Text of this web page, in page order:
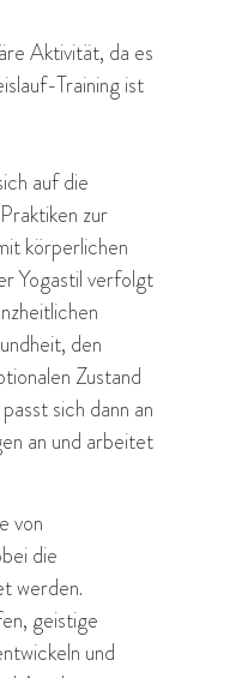
Aktivität, da es
Training ist
auf die
zur
körperlichen
Yogastil verfolgt
den
Zustand
sich dann an
an und arbeitet
von
die
werden.
geistige
und